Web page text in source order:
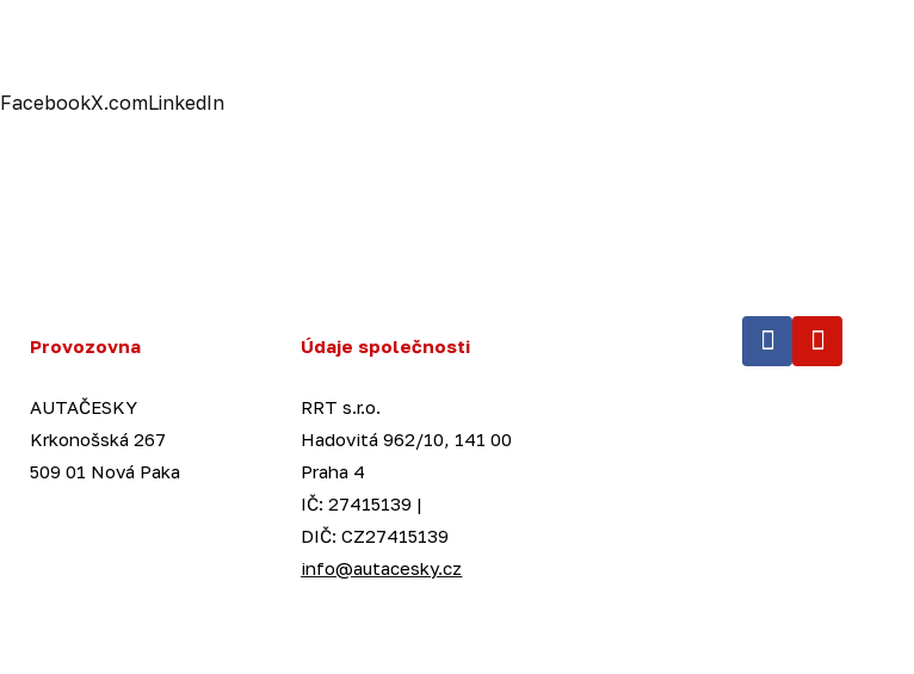
FacebookX.comLinkedIn
Provozovna
AUTAČESKY
Krkonošská 267
509 01 Nová Paka
Údaje společnosti
RRT s.r.o.
Hadovitá 962/10, 141 00
Praha 4
IČ: 27415139 |
DIČ: CZ27415139
info@autacesky.cz